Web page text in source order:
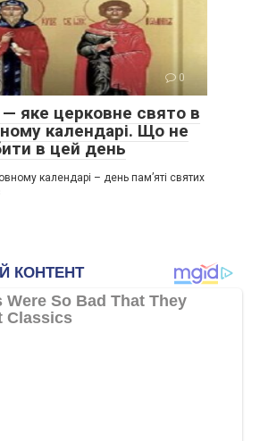
0
яке церковне свято в
календарі. Що не
в цей день
календарі – день пам’яті святих